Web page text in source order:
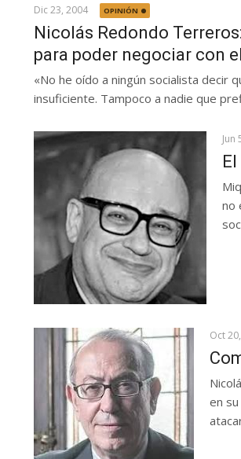
Dic 23, 2004 OPINIÓN
Nicolás Redondo
para poder negociar con
«No he oído a ningún socialista decir
insuficiente. Tampoco a nadie que
Jun
no
Oct
en